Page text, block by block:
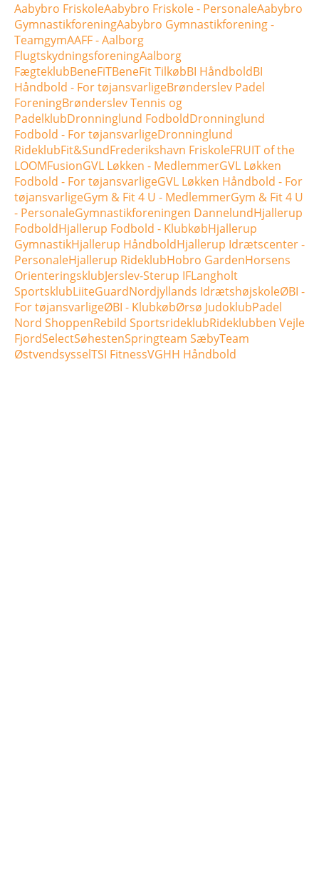
Aabybro FriskoleAabybro Friskole - PersonaleAabybro
GymnastikforeningAabybro Gymnastikforening -
TeamgymAAFF - Aalborg
FlugtskydningsforeningAalborg
FægteklubBeneFiTBeneFit TilkøbBI HåndboldBI
Håndbold - For tøjansvarligeBrønderslev Padel
ForeningBrønderslev Tennis og
PadelklubDronninglund FodboldDronninglund
Fodbold - For tøjansvarligeDronninglund
RideklubFit&SundFrederikshavn FriskoleFRUIT of the
LOOMFusionGVL Løkken - MedlemmerGVL Løkken
Fodbold - For tøjansvarligeGVL Løkken Håndbold - For
tøjansvarligeGym & Fit 4 U - MedlemmerGym & Fit 4 U
- PersonaleGymnastikforeningen DannelundHjallerup
FodboldHjallerup Fodbold - KlubkøbHjallerup
GymnastikHjallerup HåndboldHjallerup Idrætscenter -
PersonaleHjallerup RideklubHobro GardenHorsens
OrienteringsklubJerslev-Sterup IFLangholt
SportsklubLiiteGuardNordjyllands IdrætshøjskoleØBI -
For tøjansvarligeØBI - KlubkøbØrsø JudoklubPadel
Nord ShoppenRebild SportsrideklubRideklubben Vejle
FjordSelectSøhestenSpringteam SæbyTeam
ØstvendsysselTSI FitnessVGHH Håndbold